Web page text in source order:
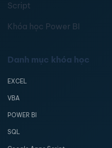
Script
Khóa học Power BI
Danh mục khóa học
EXCEL
VBA
POWER BI
SQL